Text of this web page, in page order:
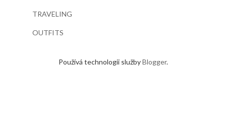
TRAVELING
OUTFITS
Používá technologii službyBlogger.